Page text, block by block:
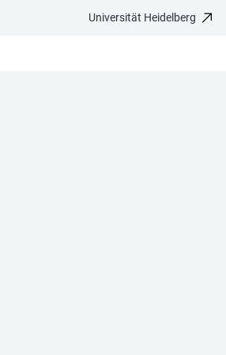
Universität Heidelberg